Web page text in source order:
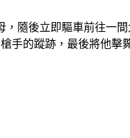
隨後立即驅車前往一
的蹤跡，最後將他